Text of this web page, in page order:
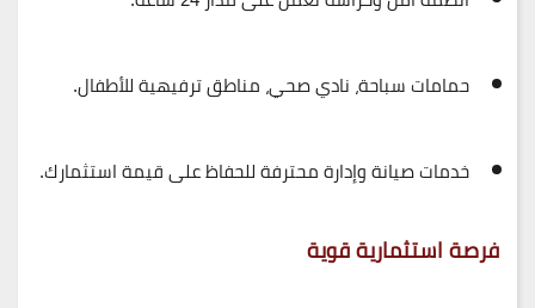
حمامات سباحة، نادي صحي، مناطق ترفيهية للأطفال.
خدمات صيانة وإدارة محترفة للحفاظ على قيمة استثمارك.
فرصة استثمارية قوية